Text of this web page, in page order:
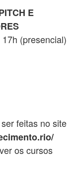
E
(presencial)
feitas no site
os cursos